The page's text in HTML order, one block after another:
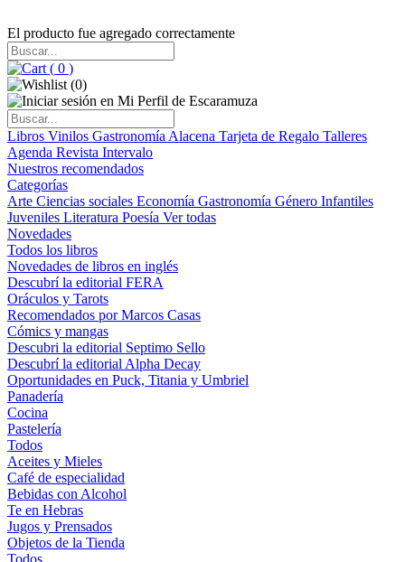
El producto fue agregado correctamente
( 0 )
(0)
Libros Vinilos Gastronomía Alacena Tarjeta de Regalo Talleres
Agenda Revista Intervalo
Nuestros recomendados
Categorías
Arte Ciencias sociales Economía Gastronomía Género Infantiles
Juveniles Literatura Poesía Ver todas
Novedades
Todos los libros
Novedades de libros en inglés
Descubrí la editorial FERA
Oráculos y Tarots
Recomendados por Marcos Casas
Cómics y mangas
Descubri la editorial Septimo Sello
Descubrí la editorial Alpha Decay
Oportunidades en Puck, Titania y Umbriel
Panadería
Cocina
Pastelería
Todos
Aceites y Mieles
Café de especialidad
Bebidas con Alcohol
Te en Hebras
Jugos y Prensados
Objetos de la Tienda
Todos